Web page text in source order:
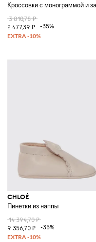
Кроссовки с монограммой и
3 810,78 ₽
2 477,39 ₽
-35%
CHLOÉ
Пинетки из наппы
14 394,70 ₽
9 356,70 ₽
-35%